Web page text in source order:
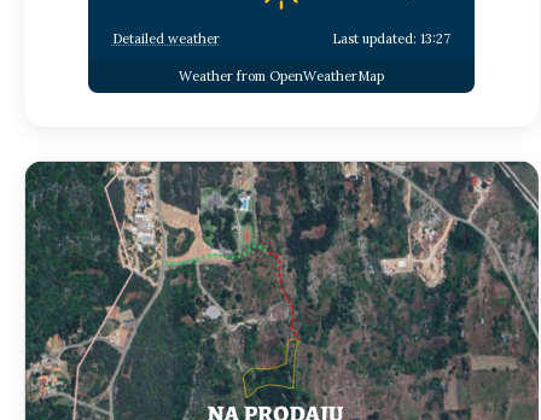
Detailed weather Last updated: 13:27
Weather from OpenWeatherMap